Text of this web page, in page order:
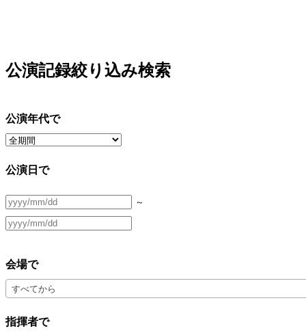
公演記録絞り込み検索
公演年代で
公演日で
～
会場で
すべてから
指揮者で